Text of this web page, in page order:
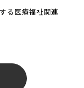
る医療福祉関連